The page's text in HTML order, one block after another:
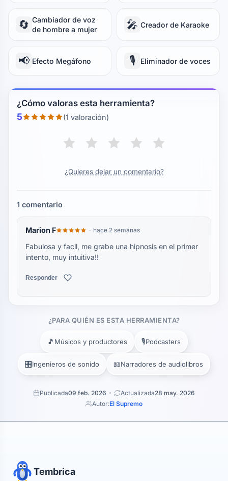
🔄 Cambiador de voz
de hombre a mujer
🎤 Creador de Karaoke
📢 Efecto Megáfono 🎙️ Eliminador de voces
¿Cómo valoras esta herramienta?
5 (1 valoración)
¿Quieres dejar un comentario?
1 comentario
Marion F hace 2 semanas
Fabulosa y facil, me grabe una hipnosis en el primer
intento, muy intuitiva!!
Responder
¿PARA QUIÉN ES ESTA HERRAMIENTA?
🎵 Músicos y productores 🎙️Podcasters
🎛️Ingenieros de sonido 📖Narradores de audiolibros
Publicada09 feb. 2026 Actualizada28 may. 2026
Autor:El Supremo
Tembrica